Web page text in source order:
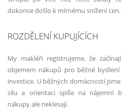
dokonce došlo k mírnému snížení cen.
ROZDĚLENÍ KUPUJÍCÍCH
My makléři registrujeme, že
objemem nákupů pro běžné
investice. U běžných domácností
sílu a orientaci spíše na nájemní
nákupy ale neklesají.